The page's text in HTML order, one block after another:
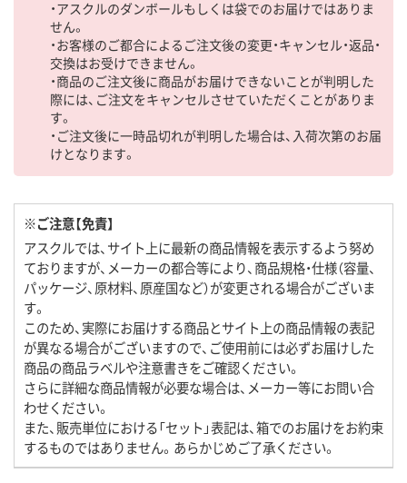
・アスクルのダンボールもしくは袋でのお届けではありま
せん。
・お客様のご都合によるご注文後の変更・キャンセル・返品・
交換はお受けできません。
・商品のご注文後に商品がお届けできないことが判明した
際には、ご注文をキャンセルさせていただくことがありま
す。
・ご注文後に一時品切れが判明した場合は、入荷次第のお届
けとなります。
※ご注意【免責】
アスクルでは、サイト上に最新の商品情報を表示するよう努め
ておりますが、メーカーの都合等により、商品規格・仕様（容量、
パッケージ、原材料、原産国など）が変更される場合がございま
す。
このため、実際にお届けする商品とサイト上の商品情報の表記
が異なる場合がございますので、ご使用前には必ずお届けした
商品の商品ラベルや注意書きをご確認ください。
さらに詳細な商品情報が必要な場合は、メーカー等にお問い合
わせください。
また、販売単位における「セット」表記は、箱でのお届けをお約束
するものではありません。あらかじめご了承ください。